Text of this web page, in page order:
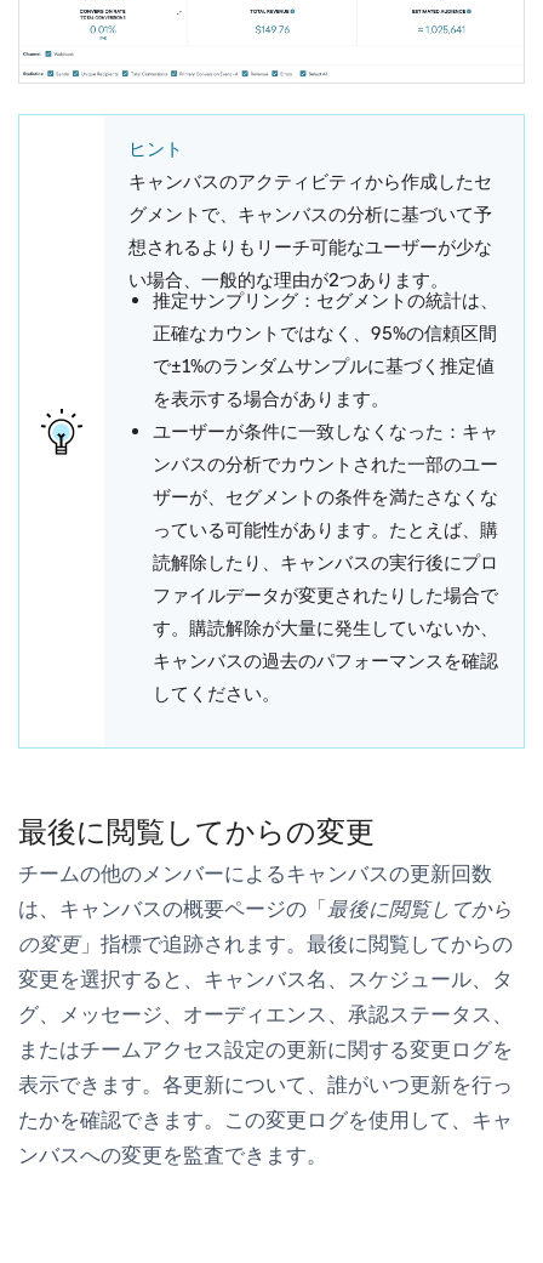
ヒント
キャンバスのアクティビティから作成したセ
グメントで、キャンバスの分析に基づいて予
想されるよりもリーチ可能なユーザーが少な
い場合、一般的な理由が2つあります。
推定サンプリング： セグメントの統計は、
正確なカウントではなく、95%の信頼区間
で±1%のランダムサンプルに基づく推定値
を表示する場合があります。
ユーザーが条件に一致しなくなった： キャ
ンバスの分析でカウントされた一部のユー
ザーが、セグメントの条件を満たさなくな
っている可能性があります。たとえば、購
読解除したり、キャンバスの実行後にプロ
ファイルデータが変更されたりした場合で
す。購読解除が大量に発生していないか、
キャンバスの過去のパフォーマンス を確認
してください。
最後に閲覧してからの変更
チームの他のメンバーによるキャンバスの更新回数
は、キャンバスの概要ページの「最後に閲覧してから
の変更」指標で追跡されます。 最後に閲覧してからの
変更を選択すると、キャンバス名、スケジュール、タ
グ、メッセージ、オーディエンス、承認ステータス、
またはチームアクセス設定の更新に関する変更ログを
表示できます。各更新について、誰がいつ更新を行っ
たかを確認できます。この変更ログを使用して、キャ
ンバスへの変更を監査できます。